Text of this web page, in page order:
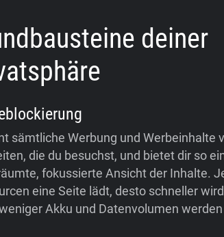
deiner
sämtliche Werbung und Werbeinhalte
die du besuchst, und bietet dir so
fokussierte Ansicht der Inhalte.
eine Seite lädt, desto schneller
Akku und Datenvolumen